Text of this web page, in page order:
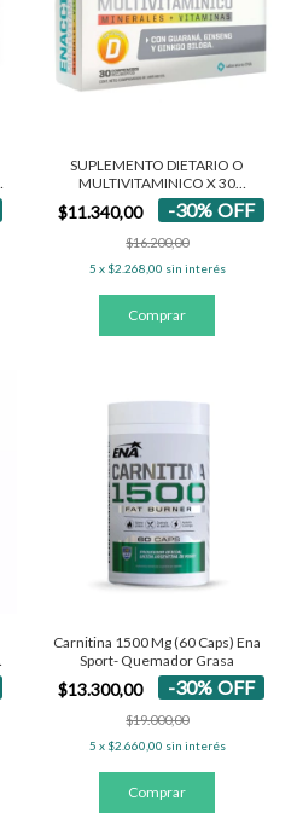
SUPLEMENTO DIETARIO O
MULTIVITAMINICO X 30
COMPRIMIDOS
$11.340,00 -30% OFF
$16.200,00
5 x $2.268,00 sin interés
Carnitina 1500 Mg (60 Caps) Ena
Sport- Quemador Grasa
$13.300,00 -30% OFF
$19.000,00
5 x $2.660,00 sin interés